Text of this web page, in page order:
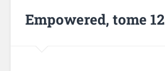
Empowered, tome 12